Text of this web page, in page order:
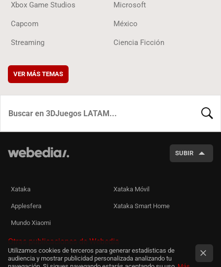
Xbox Game Studios Microsoft
Capcom México
Streaming Ciencia Ficción
VER MÁS TEMAS
SUBIR
Xataka Xataka Móvil
Applesfera Xataka Smart Home
Mundo Xiaomi
Otras publicaciones de Webedia
Utilizamos cookies de terceros para generar estadísticas de
audiencia y mostrar publicidad personalizada analizando tu